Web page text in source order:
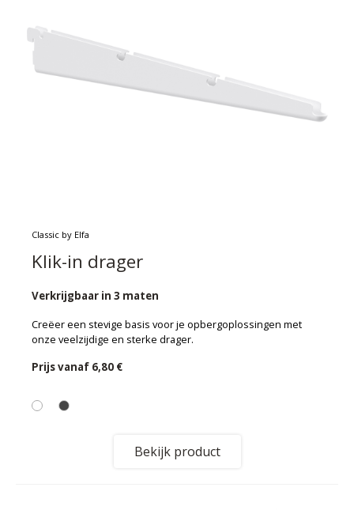
Classic by Elfa
Klik-in drager
Verkrijgbaar in 3 maten
Creëer een stevige basis voor je opbergoplossingen met
onze veelzijdige en sterke drager.
Prijs vanaf 6,80 €
Bekijk product